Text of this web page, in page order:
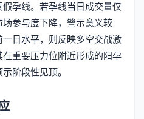
孕线。若孕线当日成交量仅
参与度下降，警示意义较
日水平，则反映多空交战激
重要压力位附近形成的阳孕
阶段性见顶。